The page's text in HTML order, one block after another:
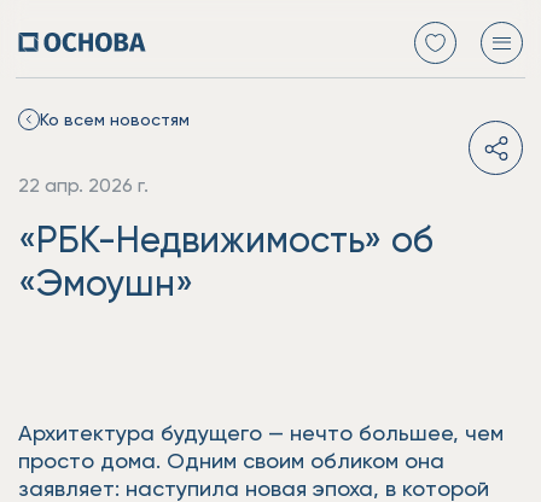
Ко всем новостям
22 апр. 2026 г.
«РБК-Недвижимость» об
«Эмоушн»
Архитектура будущего — нечто большее, чем
просто дома. Одним своим обликом она
заявляет: наступила новая эпоха, в которой